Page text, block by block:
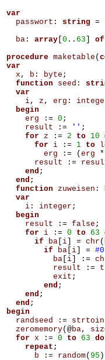
var
passwort : string =
ba : array 0 .. 63 of
procedure maketable (
var
x , b : byte ;
function
seed :
var
i, z , erg :
begin
erg
:= 0 ;
result
:= '' ;
for
z := 2 to 10
for
i := 1 to
erg
:= ( erg *
result
:=
end ;
end ;
function
zuweisen :
var
i : integer ;
begin
result
:= false ;
for
i := 0 to 63
if
ba i = chr (
if
ba i = #0
ba i :=
result
:=
exit ;
end ;
end ;
end ;
begin
randseed
:=
zeromemory(@ba,
for x := 0 to 63 do
repeat ;
b
:= random( 95 )